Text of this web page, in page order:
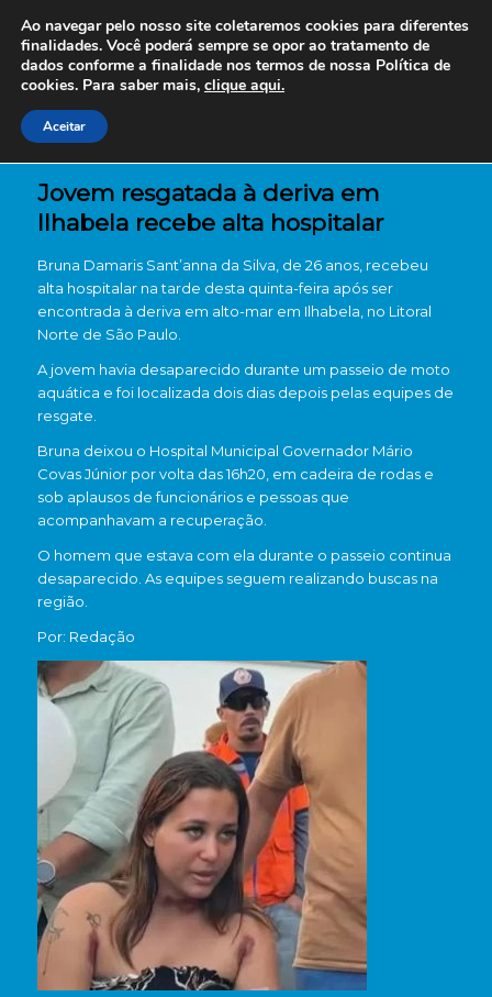
Jovem resgatada à deriva em
Ilhabela recebe alta hospitalar
Bruna Damaris Sant’anna da Silva, de 26 anos, recebeu
alta hospitalar na tarde desta quinta-feira após ser
encontrada à deriva em alto-mar em Ilhabela, no Litoral
Norte de São Paulo.
A jovem havia desaparecido durante um passeio de moto
aquática e foi localizada dois dias depois pelas equipes de
resgate.
Bruna deixou o Hospital Municipal Governador Mário
Covas Júnior por volta das 16h20, em cadeira de rodas e
sob aplausos de funcionários e pessoas que
acompanhavam a recuperação.
O homem que estava com ela durante o passeio continua
desaparecido. As equipes seguem realizando buscas na
região.
Por: Redação
Ao navegar pelo nosso site coletaremos cookies para diferentes
finalidades. Você poderá sempre se opor ao tratamento de
dados conforme a finalidade nos termos de nossa Política de
cookies. Para saber mais, clique aqui.
Aceitar